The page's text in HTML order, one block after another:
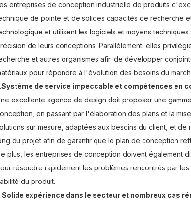
entreprises de conception industrielle de produits
de pointe et de solides capacités de recherche
et utilisent les logiciels et moyens
de leurs conceptions. Parallèlement, elles
et autres organismes afin de développer
pour répondre à l'évolution des besoins du
Système de service impeccable et compétences en
excellente agence de design doit proposer une
en passant par l'élaboration des plans et la
sur mesure, adaptées aux besoins du client, et de
du projet afin de garantir que le plan de conception
plus, les entreprises de conception doivent également
résoudre rapidement les problèmes rencontrés par
du produit.
Solide expérience dans le secteur et nombreux cas